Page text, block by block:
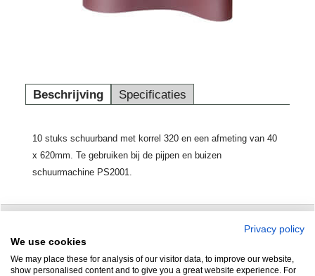
Beschrijving Specificaties
10 stuks schuurband met korrel 320 en een afmeting van 40
x 620mm. Te gebruiken bij de pijpen en buizen
schuurmachine PS2001.
Zuidersluisweg 42
8243 RC Lelystad
Tel: +31(0)320
Privacy policy
We use cookies
We may place these for analysis of our visitor data, to improve our website,
show personalised content and to give you a great website experience. For